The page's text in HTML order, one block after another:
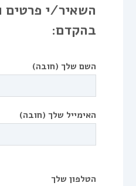
השאיר/י פרטים
בהקדם:
השם שלך (חובה)
האימייל שלך (חובה)
הטלפון שלך